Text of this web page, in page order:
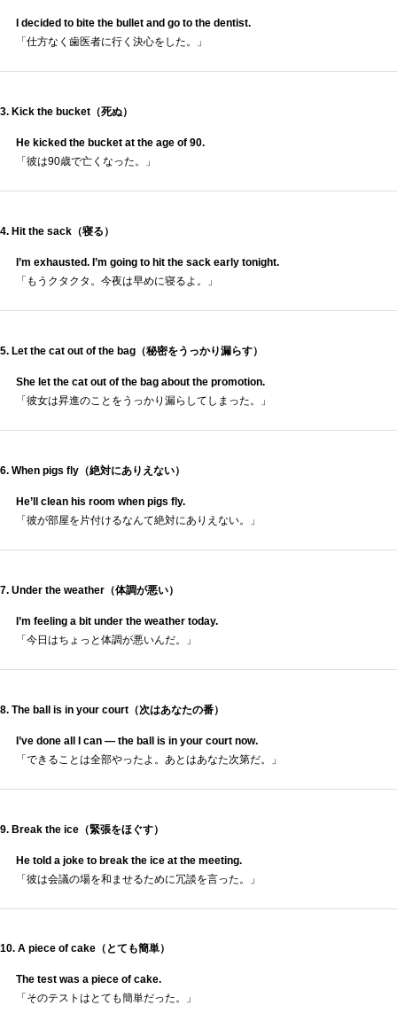
I decided to bite the bullet and go to the dentist.
「仕方なく歯医者に行く決心をした。」
3. Kick the bucket（死ぬ）
He kicked the bucket at the age of 90.
「彼は90歳で亡くなった。」
4. Hit the sack（寝る）
I’m exhausted. I’m going to hit the sack early tonight.
「もうクタクタ。今夜は早めに寝るよ。」
5. Let the cat out of the bag（秘密をうっかり漏らす）
She let the cat out of the bag about the promotion.
「彼女は昇進のことをうっかり漏らしてしまった。」
6. When pigs fly（絶対にありえない）
He’ll clean his room when pigs fly.
「彼が部屋を片付けるなんて絶対にありえない。」
7. Under the weather（体調が悪い）
I’m feeling a bit under the weather today.
「今日はちょっと体調が悪いんだ。」
8. The ball is in your court（次はあなたの番）
I’ve done all I can — the ball is in your court now.
「できることは全部やったよ。あとはあなた次第だ。」
9. Break the ice（緊張をほぐす）
He told a joke to break the ice at the meeting.
「彼は会議の場を和ませるために冗談を言った。」
10. A piece of cake（とても簡単）
The test was a piece of cake.
「そのテストはとても簡単だった。」